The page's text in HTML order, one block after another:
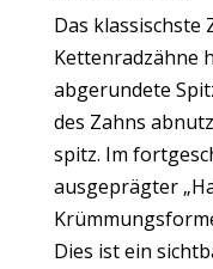
Das klassischste
Kettenradzähne
abgerundete
des Zahns
spitz. Im
ausgeprägter
Dies ist ein